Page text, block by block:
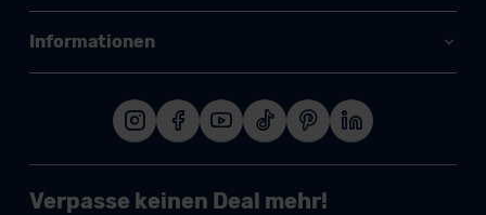
Informationen
Verpasse keinen Deal mehr!